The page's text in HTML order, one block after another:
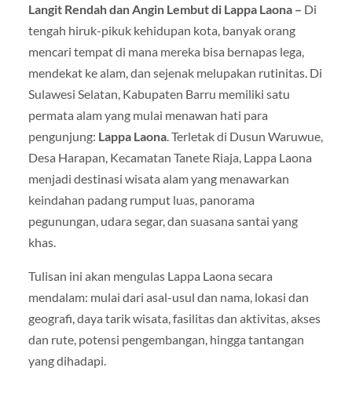
Langit Rendah dan Angin Lembut di Lappa Laona – Di
tengah hiruk-pikuk kehidupan kota, banyak orang
mencari tempat di mana mereka bisa bernapas lega,
mendekat ke alam, dan sejenak melupakan rutinitas. Di
Sulawesi Selatan, Kabupaten Barru memiliki satu
permata alam yang mulai menawan hati para
pengunjung: Lappa Laona. Terletak di Dusun Waruwue,
Desa Harapan, Kecamatan Tanete Riaja, Lappa Laona
menjadi destinasi wisata alam yang menawarkan
keindahan padang rumput luas, panorama
pegunungan, udara segar, dan suasana santai yang
khas.
Tulisan ini akan mengulas Lappa Laona secara
mendalam: mulai dari asal-usul dan nama, lokasi dan
geografi, daya tarik wisata, fasilitas dan aktivitas, akses
dan rute, potensi pengembangan, hingga tantangan
yang dihadapi.